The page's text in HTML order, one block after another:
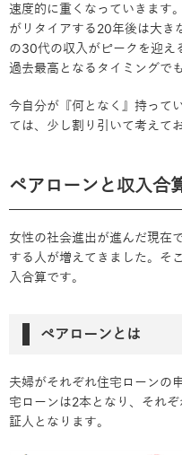
速度的に重くなっていきます
がリタイアする20年後は大き
の30代の収入がピークを迎え
過去最高となるタイミングで
今自分が『何となく』持って
ては、少し割り引いて考えて
ペアローンと収入合
女性の社会進出が進んだ現在
する人が増えてきました。そ
入合算です。
ペアローンとは
夫婦がそれぞれ住宅ローンの
宅ローンは2本となり、それ
証人となります。